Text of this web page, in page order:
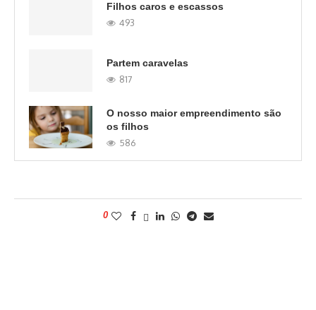
Filhos caros e escassos
493
Partem caravelas
817
O nosso maior empreendimento são
os filhos
586
0